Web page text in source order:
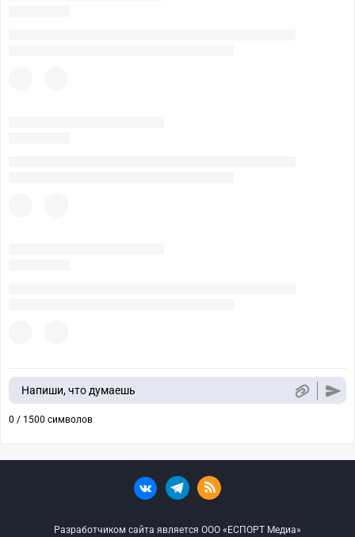
Напиши, что думаешь
0 / 1500 символов
Разработчиком сайта является ООО «ЕСПОРТ Медиа»